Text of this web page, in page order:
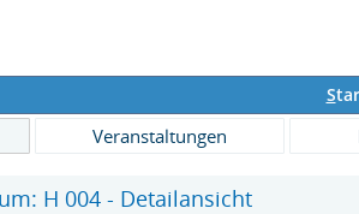
S
Veranstaltungen
H 004 - Detailansicht